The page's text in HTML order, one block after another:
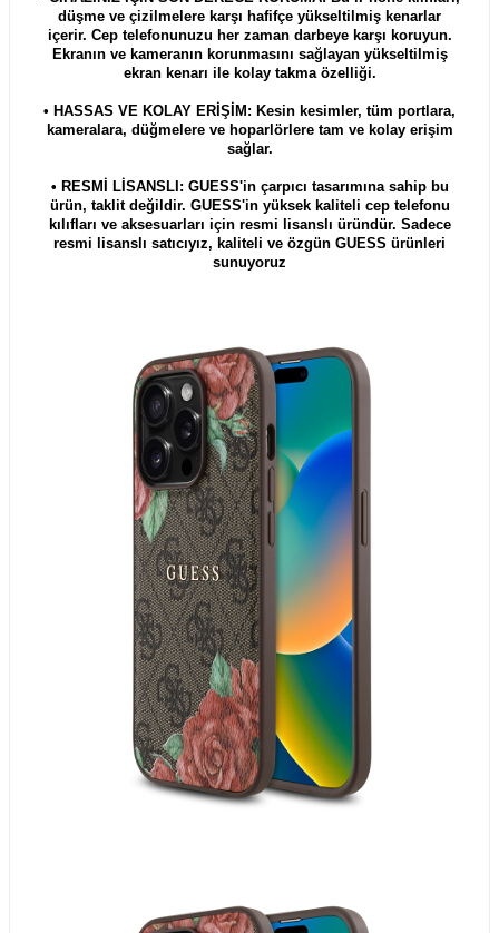
düşme ve çizilmelere karşı hafifçe yükseltilmiş kenarlar
içerir. Cep telefonunuzu her zaman darbeye karşı koruyun.
Ekranın ve kameranın korunmasını sağlayan yükseltilmiş
ekran kenarı ile kolay takma özelliği.
• HASSAS VE KOLAY ERİŞİM: Kesin kesimler, tüm portlara,
kameralara, düğmelere ve hoparlörlere tam ve kolay erişim
sağlar.
• RESMİ LİSANSLI: GUESS'in çarpıcı tasarımına sahip bu
ürün, taklit değildir. GUESS'in yüksek kaliteli cep telefonu
kılıfları ve aksesuarları için resmi lisanslı üründür. Sadece
resmi lisanslı satıcıyız, kaliteli ve özgün GUESS ürünleri
sunuyoruz